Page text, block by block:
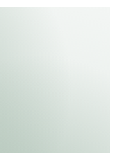
führen.